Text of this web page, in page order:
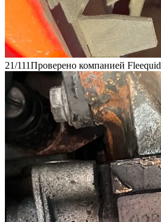
21/111Проверено компанией Fleequid